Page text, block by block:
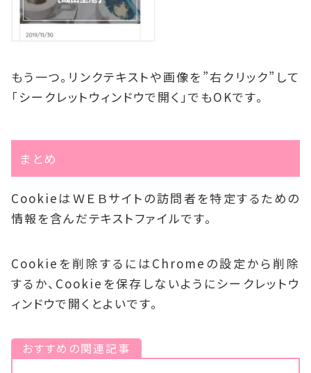
もう一つ。リンクテキストや画像を”右クリック”して
「シークレットウィンドウで開く」でもOKです。
まとめ
CookieはＷＥＢサイトの訪問者を特定するための
情報を含んだテキストファイルです。
Cookieを削除するにはChromeの設定から削除
するか、Cookieを保存しないようにシークレットウ
ィンドウで開くとよいです。
おすすめの関連記事